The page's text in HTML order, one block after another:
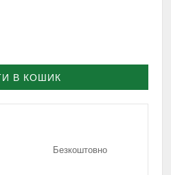
В КОШИК
Безкоштовно